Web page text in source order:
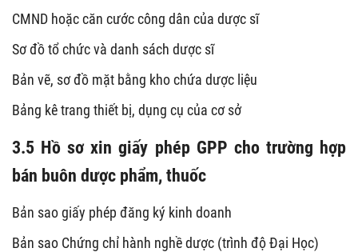
CMND hoặc căn cước công dân của dược sĩ
Sơ đồ tổ chức và danh sách dược sĩ
Bản vẽ, sơ đồ mặt bằng kho chứa dược liệu
Bảng kê trang thiết bị, dụng cụ của cơ sở
3.5 Hồ sơ xin giấy phép GPP cho trường hợp
bán buôn dược phẩm, thuốc
Bản sao giấy phép đăng ký kinh doanh
Bản sao Chứng chỉ hành nghề dược (trình độ Đại Học)